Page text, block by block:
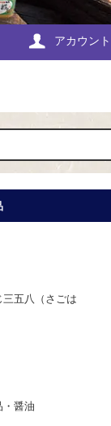
アカウント
三五八（さごは
・醤油